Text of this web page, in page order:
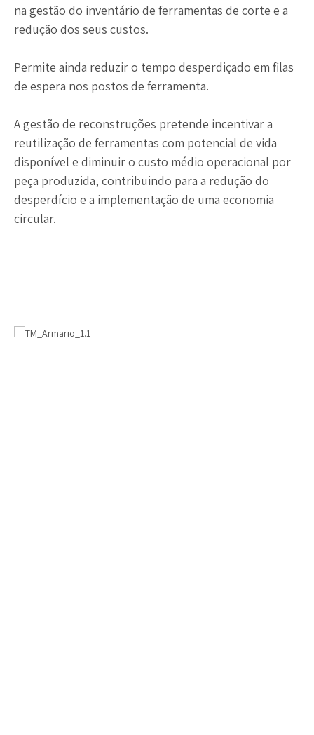
na gestão do inventário de ferramentas de corte e a
redução dos seus custos.
Permite ainda reduzir o tempo desperdiçado em filas
de espera nos postos de ferramenta.
A gestão de reconstruções pretende incentivar a
reutilização de ferramentas com potencial de vida
disponível e diminuir o custo médio operacional por
peça produzida, contribuindo para a redução do
desperdício e a implementação de uma economia
circular.